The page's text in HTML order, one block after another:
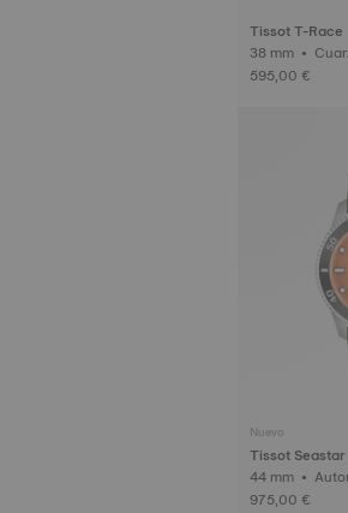
Tissot T-Race
38 mm •
595,00 €
Nuevo
Tissot
975,00 €